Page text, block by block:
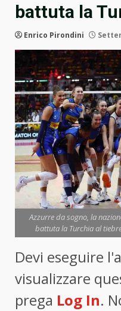
battuta la
Enrico Pirondini
Azzurre da sogno, la
battuta la Turchia al
Devi eseguire
visualizzare
prega Log In.